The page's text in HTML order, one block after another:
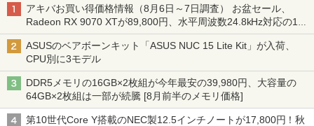
アキバお買い得価格情報（8月6日～7日調査） お盆セール、
Radeon RX 9070 XTが89,800円、水平周波数24.8kHz対応の17
型モニターが9,801円、暑さ指数連動セール ほか
ASUSのベアボーンキット「ASUS NUC 15 Lite Kit」が入荷、
CPU別に3モデル
DDR5メモリの16GB×2枚組が今年最安の39,980円、大容量の
64GB×2枚組は一部が続騰 [8月前半のメモリ価格]
第10世代Core Y搭載のNEC製12.5インチノートが17,800円！秋